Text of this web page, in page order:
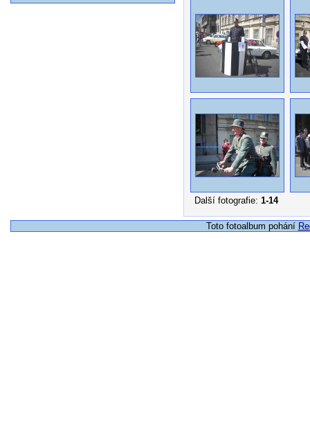
Další fotografie: 1-14
Toto fotoalbum pohání